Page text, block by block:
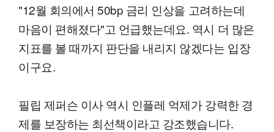
"12월 회의에서 50bp 금리 인상을 고려하는데
마음이 편해졌다"고 언급했는데요. 역시 더 많은
지표를 볼 때까지 판단을 내리지 않겠다는 입장
이구요.
필립 제퍼슨 이사 역시 인플레 억제가 강력한 경
제를 보장하는 최선책이라고 강조했습니다.